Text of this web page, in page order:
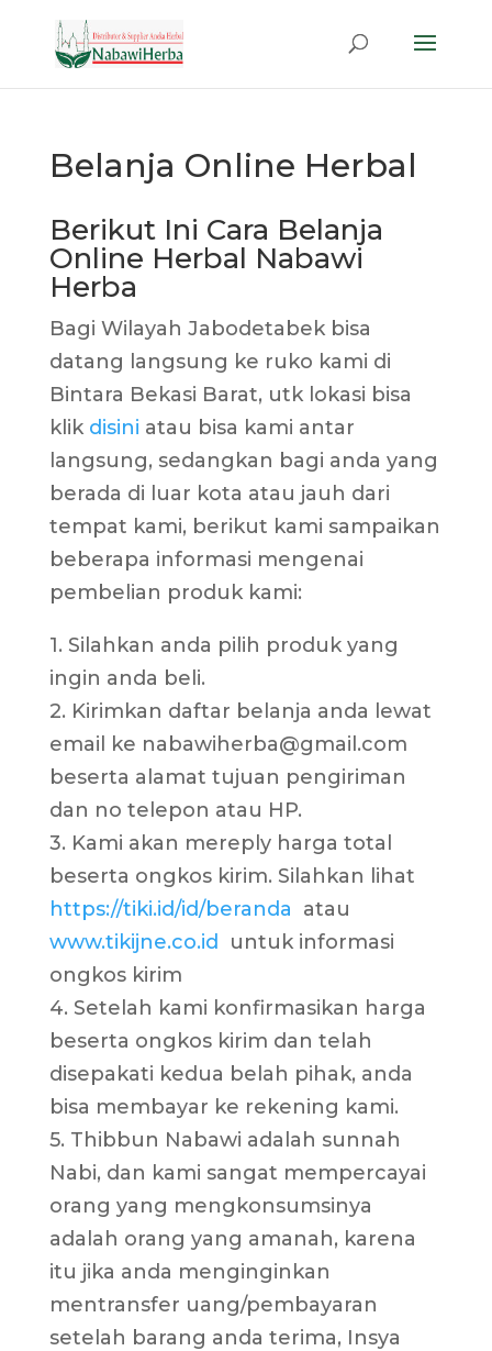
Belanja Online Herbal
Berikut Ini Cara Belanja
Online Herbal Nabawi
Herba
Bagi Wilayah Jabodetabek bisa
datang langsung ke ruko kami di
Bintara Bekasi Barat, utk lokasi bisa
klik disini atau bisa kami antar
langsung, sedangkan bagi anda yang
berada di luar kota atau jauh dari
tempat kami, berikut kami sampaikan
beberapa informasi mengenai
pembelian produk kami:
1. Silahkan anda pilih produk yang
ingin anda beli.
2. Kirimkan daftar belanja anda lewat
email ke nabawiherba@gmail.com
beserta alamat tujuan pengiriman
dan no telepon atau HP.
3. Kami akan mereply harga total
beserta ongkos kirim. Silahkan lihat
https://tiki.id/id/beranda atau
www.tikijne.co.id
untuk informasi
ongkos kirim
4. Setelah kami konfirmasikan harga
beserta ongkos kirim dan telah
disepakati kedua belah pihak, anda
bisa membayar ke rekening kami.
5. Thibbun Nabawi adalah sunnah
Nabi, dan kami sangat mempercayai
orang yang mengkonsumsinya
adalah orang yang amanah, karena
itu jika anda menginginkan
mentransfer uang/pembayaran
setelah barang anda terima, Insya